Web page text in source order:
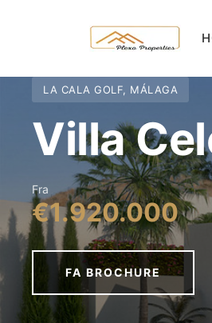
LA CALA GOLF, MÁLAGA
Villa
Fra
€1.920.000
FA BROCHURE